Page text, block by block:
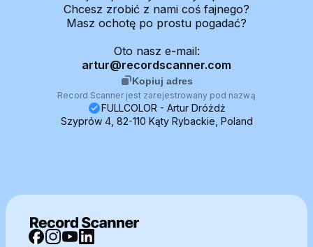
Chcesz zrobić z nami coś fajnego?
Masz ochotę po prostu pogadać?
Oto nasz e-mail:
artur@recordscanner.com
Kopiuj adres
Record Scanner jest zarejestrowany pod nazwą
FULLCOLOR - Artur Dróżdż
Szyprów 4, 82-110 Kąty Rybackie, Poland